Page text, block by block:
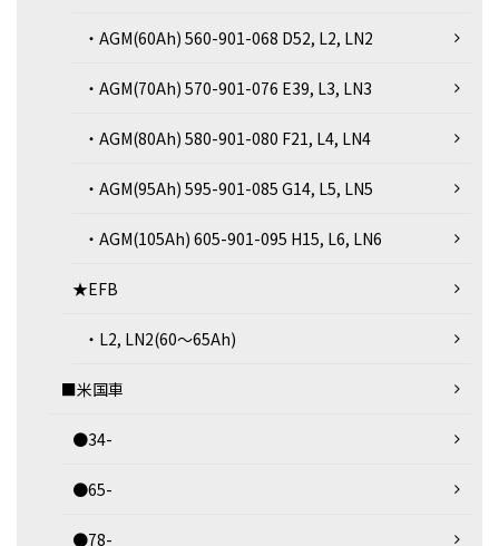
・AGM(60Ah) 560-901-068 D52, L2, LN2
・AGM(70Ah) 570-901-076 E39, L3, LN3
・AGM(80Ah) 580-901-080 F21, L4, LN4
・AGM(95Ah) 595-901-085 G14, L5, LN5
・AGM(105Ah) 605-901-095 H15, L6, LN6
★EFB
・L2, LN2(60～65Ah)
■米国車
●34-
●65-
●78-